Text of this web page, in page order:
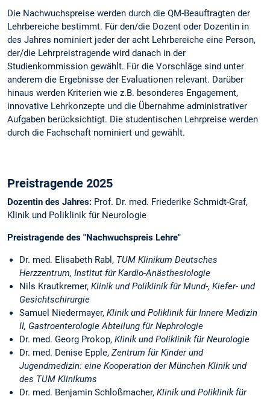
Die Nachwuchspreise werden durch die QM-Beauftragten der
Lehrbereiche bestimmt. Für den/die Dozent oder Dozentin in
des Jahres nominiert jeder der acht Lehrbereiche eine Person,
der/die Lehrpreistragende wird danach in der
Studienkommission gewählt. Für die Vorschläge sind unter
anderem die Ergebnisse der Evaluationen relevant. Darüber
hinaus werden Kriterien wie z.B. besonderes Engagement,
innovative Lehrkonzepte und die Übernahme administrativer
Aufgaben berücksichtigt. Die studentischen Lehrpreise werden
durch die Fachschaft nominiert und gewählt.
Preistragende 2025
Dozentin des Jahres: Prof. Dr. med. Friederike Schmidt-Graf,
Klinik und Poliklinik für Neurologie
Preistragende des "Nachwuchspreis Lehre"
Dr. med. Elisabeth Rabl, TUM Klinikum Deutsches
Herzzentrum, Institut für Kardio-Anästhesiologie
Nils Krautkremer, Klinik und Poliklinik für Mund-, Kiefer- und
Gesichtschirurgie
Samuel Niedermayer, Klinik und Poliklinik für Innere Medizin
II, Gastroenterologie Abteilung für Nephrologie
Dr. med. Georg Prokop, Klinik und Poliklinik für Neurologie
Dr. med. Denise Epple, Zentrum für Kinder und
Jugendmedizin: eine Kooperation der München Klinik und
des TUM Klinikums
Dr. med. Benjamin Schloßmacher, Klinik und Poliklinik für